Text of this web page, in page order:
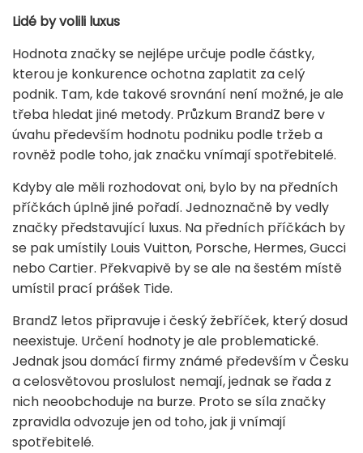
Lidé by volili luxus
Hodnota značky se nejlépe určuje podle částky,
kterou je konkurence ochotna zaplatit za celý
podnik. Tam, kde takové srovnání není možné, je ale
třeba hledat jiné metody. Průzkum BrandZ bere v
úvahu především hodnotu podniku podle tržeb a
rovněž podle toho, jak značku vnímají spotřebitelé.
Kdyby ale měli rozhodovat oni, bylo by na předních
příčkách úplně jiné pořadí. Jednoznačně by vedly
značky představující luxus. Na předních příčkách by
se pak umístily Louis Vuitton, Porsche, Hermes, Gucci
nebo Cartier. Překvapivě by se ale na šestém místě
umístil prací prášek Tide.
BrandZ letos připravuje i český žebříček, který dosud
neexistuje. Určení hodnoty je ale problematické.
Jednak jsou domácí firmy známé především v Česku
a celosvětovou proslulost nemají, jednak se řada z
nich neoobchoduje na burze. Proto se síla značky
zpravidla odvozuje jen od toho, jak ji vnímají
spotřebitelé.